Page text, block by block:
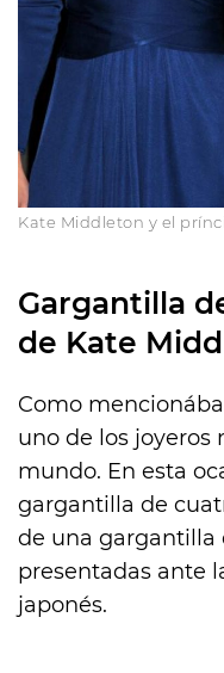
Kate Middleton y el
Gargantilla
de Kate
Como
uno de los joyeros
mundo. En esta
gargantilla de
de una gargantilla
presentadas ante
japonés.